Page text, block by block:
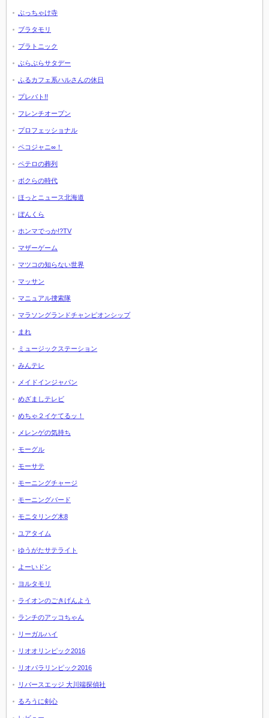
ぶっちゃけ寺
ブラタモリ
プラトニック
ぶらぶらサタデー
ふるカフェ系ハルさんの休日
プレバト!!
フレンチオープン
プロフェッショナル
ペコジャニ∞！
ペテロの葬列
ボクらの時代
ほっとニュース北海道
ぼんくら
ホンマでっか!?TV
マザーゲーム
マツコの知らない世界
マッサン
マニュアル捜索隊
マラソングランドチャンピオンシップ
まれ
ミュージックステーション
みんテレ
メイドインジャパン
めざましテレビ
めちゃ２イケてるッ！
メレンゲの気持ち
モーグル
モーサテ
モーニングチャージ
モーニングバード
モニタリング木8
ユアタイム
ゆうがたサテライト
よーいドン
ヨルタモリ
ライオンのごきげんよう
ランチのアッコちゃん
リーガルハイ
リオオリンピック2016
リオパラリンピック2016
リバースエッジ 大川端探偵社
るろうに剣心